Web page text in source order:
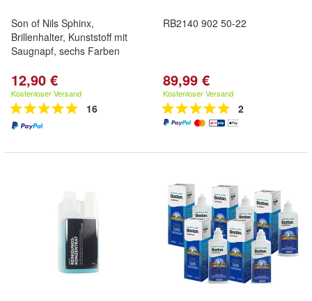
Son of Nils Sphinx,
Brillenhalter, Kunststoff mit
Saugnapf, sechs Farben
12,90 €
Kostenloser Versand
16
RB2140 902 50-22
89,99 €
Kostenloser Versand
2